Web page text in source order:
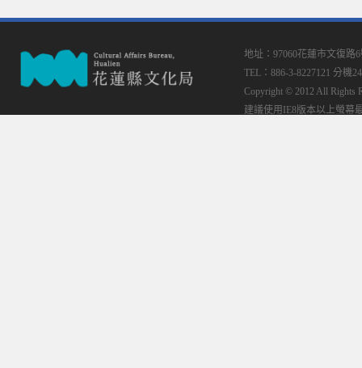
地址：97060花蓮市文復路
TEL：886-3-8227121 分機
Copyright © 2012 All Rights
建議使用IE8版本以上螢幕